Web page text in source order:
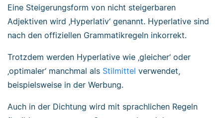
Eine Steigerungsform von nicht steigerbaren
Adjektiven wird ‚Hyperlativ‘ genannt. Hyperlative sind
nach den offiziellen Grammatikregeln inkorrekt.
Trotzdem werden Hyperlative wie ‚gleicher‘ oder
‚optimaler‘ manchmal als Stilmittel verwendet,
beispielsweise in der Werbung.
Auch in der Dichtung wird mit sprachlichen Regeln